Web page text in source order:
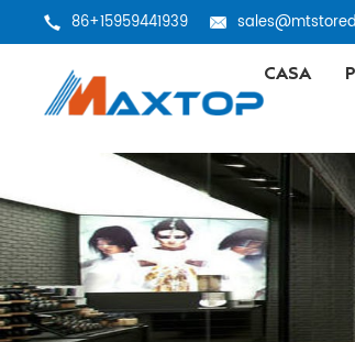
86+15959441939
CASA